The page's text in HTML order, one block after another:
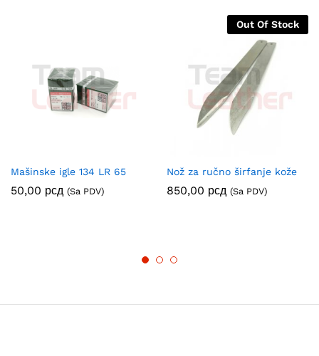
Mašinske igle 134 LR 65
50,00 рсд (Sa PDV)
Out Of Stock
Nož za ručno širfanje kože
850,00 рсд (Sa PDV)